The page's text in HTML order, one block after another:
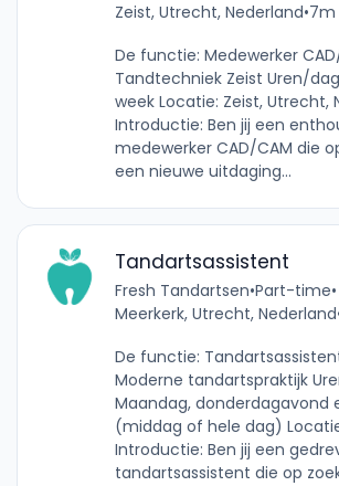
Zeist, Utrecht, Nederland•7m
De functie: Medewerker
Tandtechniek Zeist Uren/
week Locatie: Zeist, Utrecht,
Introductie: Ben jij een
medewerker CAD/CAM die
een nieuwe uitdaging...
Tandartsassistent
Fresh Tandartsen•Part-time•
Meerkerk, Utrecht, Nederland
De functie:
Moderne tandartspraktijk
Maandag, donderdagavond
(middag of hele dag)
Introductie: Ben jij een
tandartsassistent die op